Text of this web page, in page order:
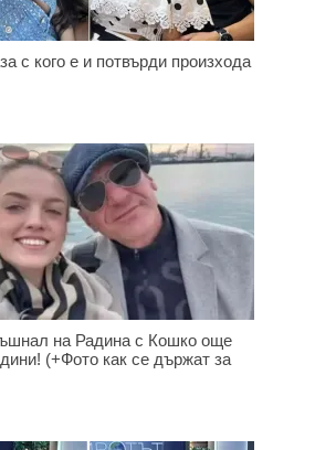
с кого е и потвърди произхода
на Радина с Кошко още
(+Фото как се държат за